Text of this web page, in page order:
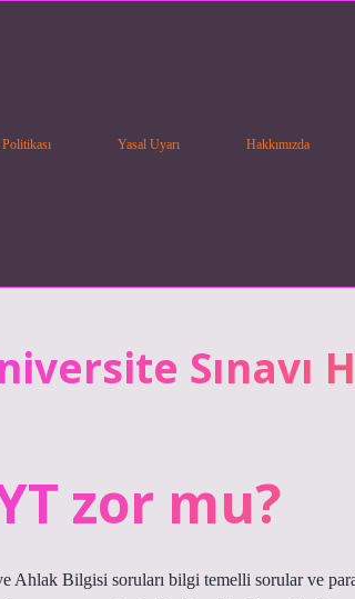
Yasal Uyarı Hakkımızda
Sınavı
zor mu?
Bilgisi soruları bilgi temelli sorular ve